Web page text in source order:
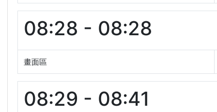
08:28 - 08:28
畫面區
08:29 - 08:41